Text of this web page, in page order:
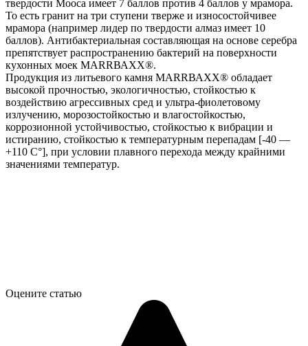
твердости Мооса имеет 7 баллов против 4 баллов у мрамора.
То есть гранит на три ступени тверже и износостойчивее
мрамора (например лидер по твердости алмаз имеет 10
баллов). Антибактериальная составляющая на основе серебра
препятствует распространению бактерий на поверхности
кухонных моек МАRRВАХХ®.
Продукция из литьевого камня МАRRВАХХ® обладает
высокой прочностью, экологичностью, стойкостью к
воздействию агрессивных сред и ультра-фиолетовому
излучению, морозостойкостью и влагостойкостью,
коррозионной устойчивостью, стойкостью к вибрации и
истиранию, стойкостью к температурным перепадам [-40 —
+110 С°], при условии плавного перехода между крайними
значениями температур.
Оцените статью